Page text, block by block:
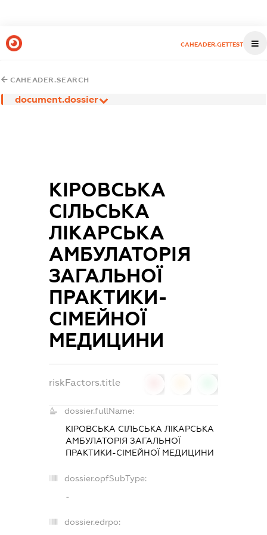
CAHEADER.GETTEST
CAHEADER.SEARCH
document.dossier
КІРОВСЬКА
СІЛЬСЬКА
ЛІКАРСЬКА
АМБУЛАТОРІЯ
ЗАГАЛЬНОЇ
ПРАКТИКИ-
СІМЕЙНОЇ
МЕДИЦИНИ
riskFactors.title
dossier.fullName:
КІРОВСЬКА СІЛЬСЬКА ЛІКАРСЬКА
АМБУЛАТОРІЯ ЗАГАЛЬНОЇ
ПРАКТИКИ-СІМЕЙНОЇ МЕДИЦИНИ
dossier.opfSubType:
-
dossier.edrpo: